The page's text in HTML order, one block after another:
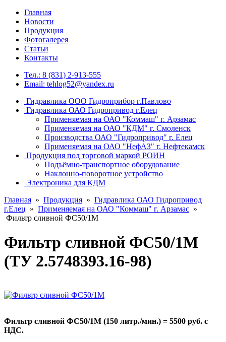
Главная
Новости
Продукция
Фотогалерея
Статьи
Контакты
Тел.: 8 (831) 2-913-555
Email: tehlog52@yandex.ru
Гидравлика ООО Гидроприбор г.Павлово
Гидравлика ОАО Гидропривод г.Елец
Применяемая на ОАО "Коммаш" г. Арзамас
Применяемая на ОАО "КДМ" г. Смоленск
Производства ОАО "Гидропривод" г. Елец
Применяемая на ОАО "НефАЗ" г. Нефтекамск
Продукция под торговой маркой РОИН
Подъёмно-транспортное оборудование
Наклонно-поворотное устройство
Электроника для КДМ
Главная » Продукция » Гидравлика ОАО Гидропривод
г.Елец » Применяемая на ОАО "Коммаш" г. Арзамас »
Фильтр сливной ФС50/1М
Фильтр сливной ФС50/1М
(ТУ 2.5748393.16-98)
Фильтр сливной ФС50/1М (150 литр./мин.) = 5500 руб. с
НДС.